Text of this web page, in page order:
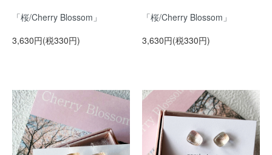
「桜/Cherry Blossom」
3,630円(税330円)
「桜/Cherry Blossom」
3,630円(税330円)